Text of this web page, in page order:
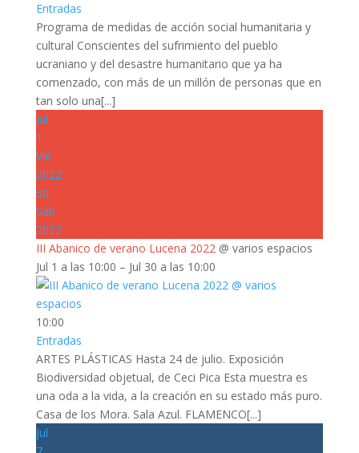
Entradas
Programa de medidas de acción social humanitaria y
cultural Conscientes del sufrimiento del pueblo
ucraniano y del desastre humanitario que ya ha
comenzado, con más de un millón de personas que en
tan solo una[...]
Jul
1
Vie
2022
30
Sáb
2022
III Abanico de verano Lucena 2022 @ varios espacios
Jul 1 a las 10:00 – Jul 30 a las 10:00
10:00
Entradas
ARTES PLÁSTICAS Hasta 24 de julio. Exposición
Biodiversidad objetual, de Ceci Pica Esta muestra es
una oda a la vida, a la creación en su estado más puro.
Casa de los Mora. Sala Azul. FLAMENCO[...]
Jul